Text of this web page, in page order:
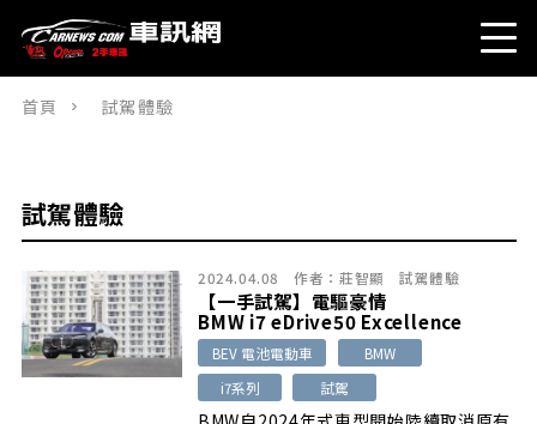
首頁 試駕體驗
試駕體驗
2024.04.08 作者： 莊智顯 試駕體驗
【一手試駕】電驅豪情
BMW i7 eDrive50 Excellence
BEV 電池電動車
BMW
i7系列
試駕